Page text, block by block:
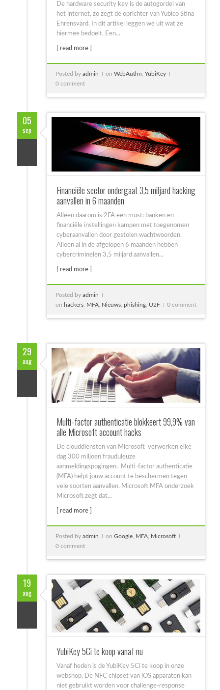
De hardware security key is de autogordel van
het internet, zo zegt de oprichter van Yubico Stina
Ehrensvärd. In dit artikel leggen we uit wat ze
hiermee bedoelt. Een...
[ read more ]
Posted by admin on WebAuthn YubiKey
0 comment
05
sep
Financiële sector ondergaat 3,5 miljard hacking
aanvallen in 6 maanden
Alleen daarom is 2FA een must: banken en
financiële instellingen kampen met toegenomen
cyberaanvallen door gestolen wachtwoorden.
Alleen al in de afgelopen 6 maanden hebben
cybercriminelen 3,5 miljard aanvallen...
[ read more ]
Posted by admin
on hackers, MFA, Nieuws, phishing, U2F 0 comment
29
aug
Multi-factor authenticatie blokkeert 99,9% van
alle Microsoft account hacks
De clouddiensten van Microsoft verwerken elke
dag 300 miljoen frauduleuze
aanmeldingspogingen. Multi-factor authenticatie
(MFA) helpt jouw account te beschermen tegen
vele soorten aanvallen. Microsoft MFA onderzoek
Microsoft zegt dat...
[ read more ]
Posted by admin on Google MFA Microsoft
0 comment
19
aug
YubiKey 5Ci te koop vanaf nu
Vanaf heden is de YubiKey 5Ci te koop in onze
webshop. De NFC chipset van iOS apparaten kan
niet gebruikt worden voor challenge-response